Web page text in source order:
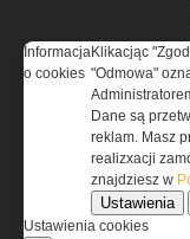
Informacja
o cookies
Klikacjąc
"Odmowa"
Dane są
reklam. Masz
realizxacji
znajdziesz w
Ustawienia
Ustawienia cookies